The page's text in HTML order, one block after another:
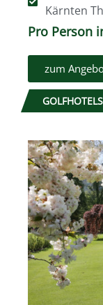
Kärnten
Pro Person
zum
GOLFHOTELS